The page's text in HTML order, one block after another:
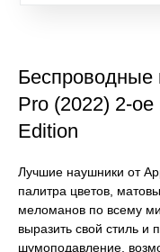
Беспроводные
Pro (2022) 2-
Edition
Лучшие наушники от
палитра цветов,
меломанов по всему
выразить свой стиль и
шумоподавление,